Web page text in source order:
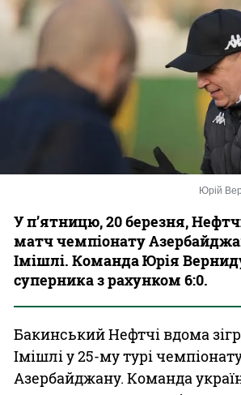
Різне
Букмекери
Казино
Юрій
У п’ятницю, 20 березня,
матч чемпіонату
Імішлі. Команда Юрія
суперника з рахунком 6:0.
Бакинський Нефтчі вдома
Імішлі у 25-му турі
Азербайджану. Команда